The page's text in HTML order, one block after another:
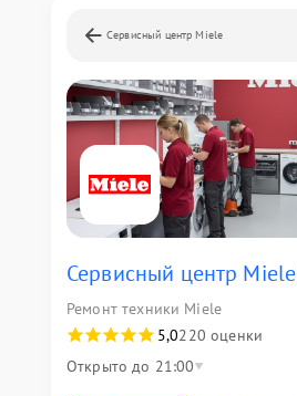
Сервисный центр Miele
Сервисный центр Miele
Ремонт техники Miele
5,0220 оценки
Открыто до 21:00